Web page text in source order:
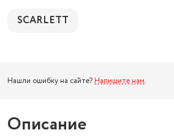
SCARLETT
Нашли ошибку на сайте? Напишите нам.
Описание